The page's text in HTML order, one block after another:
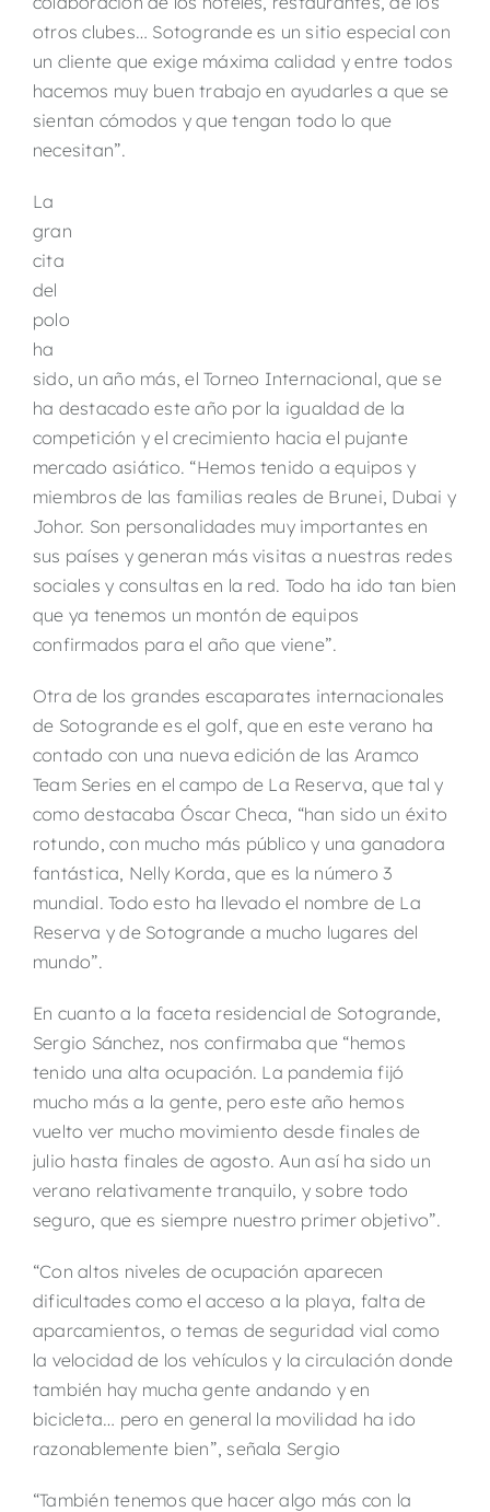
otros clubes… Sotogrande es un sitio especial con
un cliente que exige máxima calidad y entre todos
hacemos muy buen trabajo en ayudarles a que se
sientan cómodos y que tengan todo lo que
necesitan”.
La
gran
cita
del
polo
ha
sido, un año más, el Torneo Internacional, que se
ha destacado este año por la igualdad de la
competición y el crecimiento hacia el pujante
mercado asiático. “Hemos tenido a equipos y
miembros de las familias reales de Brunei, Dubai y
Johor. Son personalidades muy importantes en
sus países y generan más visitas a nuestras redes
sociales y consultas en la red. Todo ha ido tan bien
que ya tenemos un montón de equipos
confirmados para el año que viene”.
Otra de los grandes escaparates internacionales
de Sotogrande es el golf, que en este verano ha
contado con una nueva edición de las Aramco
Team Series en el campo de La Reserva, que tal y
como destacaba Óscar Checa, “han sido un éxito
rotundo, con mucho más público y una ganadora
fantástica, Nelly Korda, que es la número 3
mundial. Todo esto ha llevado el nombre de La
Reserva y de Sotogrande a mucho lugares del
mundo”.
En cuanto a la faceta residencial de Sotogrande,
Sergio Sánchez, nos confirmaba que “hemos
tenido una alta ocupación. La pandemia fijó
mucho más a la gente, pero este año hemos
vuelto ver mucho movimiento desde finales de
julio hasta finales de agosto. Aun así ha sido un
verano relativamente tranquilo, y sobre todo
seguro, que es siempre nuestro primer objetivo”.
“Con altos niveles de ocupación aparecen
dificultades como el acceso a la playa, falta de
aparcamientos, o temas de seguridad vial como
la velocidad de los vehículos y la circulación donde
también hay mucha gente andando y en
bicicleta… pero en general la movilidad ha ido
razonablemente bien”, señala Sergio
“También tenemos que hacer algo más con la